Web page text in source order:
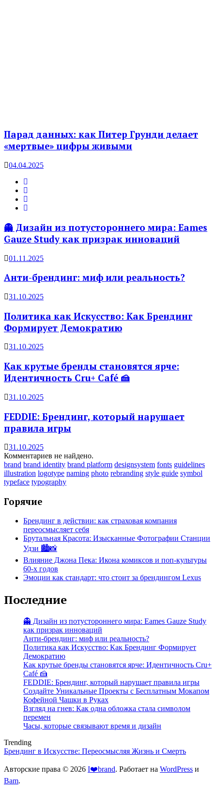
Парад данных: как Питер Грунди делает
«мертвые» цифры живыми
04.04.2025
👻 Дизайн из потустороннего мира: Eames
Gauze Study как призрак инноваций
01.11.2025
Анти-брендинг: миф или реальность?
31.10.2025
Политика как Искусство: Как Брендинг
Формирует Демократию
31.10.2025
Как крутые бренды становятся ярче:
Идентичность Cru+ Café 🍰
31.10.2025
FEDDIE: Брендинг, который нарушает
правила игры
31.10.2025
Комментариев не найдено.
brand brand identity brand platform designsystem fonts guidelines
illustration logotype naming photo rebranding style guide symbol
typeface typography
Горячие
Брендинг в действии: как страховая компания
переосмысляет себя
Брутальная Красота: Изысканные Фотографии Станции
Удзи 🏙️📸
Влияние Джона Пека: Икона комиксов и поп-культуры
60-х годов
Эмоции как стандарт: что стоит за брендингом Lexus
Последние
👻 Дизайн из потустороннего мира: Eames Gauze Study
как призрак инноваций
Анти-брендинг: миф или реальность?
Политика как Искусство: Как Брендинг Формирует
Демократию
Как крутые бренды становятся ярче: Идентичность Cru+
Café 🍰
FEDDIE: Брендинг, который нарушает правила игры
Создайте Уникальные Проекты с Бесплатным Мокапом
Кофейной Чашки в Руках
Взгляд на гнев: Как одна обложка стала символом
перемен
Часы, которые связывают время и дизайн
Trending
Брендинг в Искусстве: Переосмысляя Жизнь и Смерть
Авторские права © 2026 I❤️brand. Работает на WordPress и
Bam.